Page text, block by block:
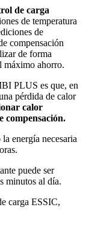
de carga
de temperatura
de
compensación
de forma
máximo ahorro.
PLUS es que, en
pérdida de calor
calor
compensación.
energía necesaria
puede ser
minutos al día.
carga ESSIC,